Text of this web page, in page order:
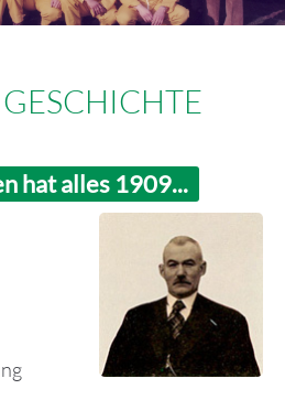
GESCHICHTE
hat alles 1909...